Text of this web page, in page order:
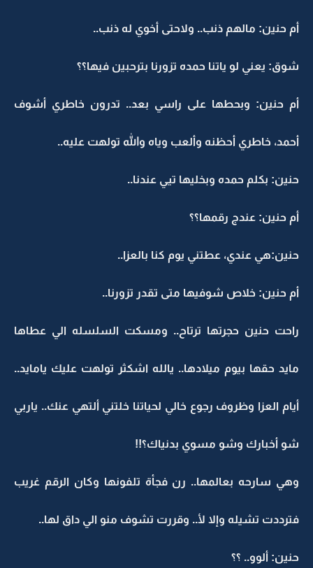
أم حنين: مالهم ذنب.. ولاحتى أخوي له ذنب..
شوق: يعني لو ياتنا حمده تزورنا بترحبين فيها؟؟
أم حنين: وبحطها على راسي بعد.. تدرون خاطري أشوف
أحمد، خاطري أحظنه وألعب وياه والله تولهت عليه..
حنين: بكلم حمده وبخليها تيي عندنا..
أم حنين: عندج رقمها؟؟
حنين:هي عندي، عطتني يوم كنا بالعزا..
أم حنين: خلاص شوفيها متى تقدر تزورنا..
راحت حنين حجرتها ترتاح.. ومسكت السلسله الي عطاها
مايد حقها بيوم ميلادها.. يالله اشكثر تولهت عليك يامايد..
أيام العزا وظروف رجوع خالي لحياتنا خلتني ألتهي عنك.. ياربي
شو أخبارك وشو مسوي بدنياك؟!!
وهي سارحه بعالمها.. رن فجأة تلفونها وكان الرقم غريب
فترددت تشيله وإلا لأ.. وقررت تشوف منو الي داق لها..
حنين: ألوو.. ؟؟